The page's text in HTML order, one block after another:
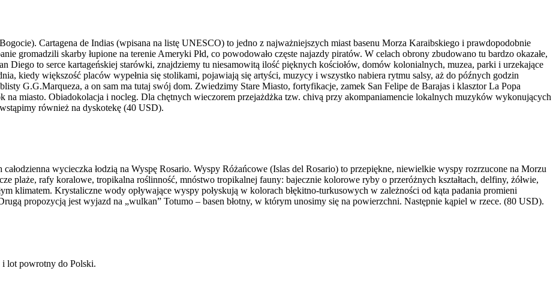
Cartagena de Indias (wpisana na listę UNESCO) to jedno z najważniejszych miast basenu Morza Karaibskiego i prawdopodobnie
gromadzili skarby łupione na terenie Ameryki Płd, co powodowało częste najazdy piratów. W celach obrony zbudowano tu bardzo okazałe,
Diego to serce kartageńskiej starówki, znajdziemy tu niesamowitą ilość pięknych kościołów, domów kolonialnych, muzea, parki i urzekające
kiedy większość placów wypełnia się stolikami, pojawiają się artyści, muzycy i wszystko nabiera rytmu salsy, aż do późnych godzin
G.G.Marqueza, a on sam ma tutaj swój dom. Zwiedzimy Stare Miasto, fortyfikacje, zamek San Felipe de Barajas i klasztor La Popa
na miasto. Obiadokolacja i nocleg. Dla chętnych wieczorem przejażdżka tzw. chivą przy akompaniamencie lokalnych muzyków wykonujących
również na dyskotekę (40 USD).
wycieczka łodzią na Wyspę Rosario. Wyspy Różańcowe (Islas del Rosario) to przepiękne, niewielkie wyspy rozrzucone na Morzu
plaże, rafy koralowe, tropikalna roślinność, mnóstwo tropikalnej fauny: bajecznie kolorowe ryby o przeróżnych kształtach, delfiny, żółwie,
klimatem. Krystaliczne wody opływające wyspy połyskują w kolorach błękitno-turkusowych w zależności od kąta padania promieni
propozycją jest wyjazd na „wulkan” Totumo – basen błotny, w którym unosimy się na powierzchni. Następnie kąpiel w rzece. (80 USD).
i lot powrotny do Polski.